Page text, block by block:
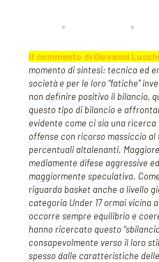
Il commento di Giovanni
momento di sintesi: tecnica ed
società e per le loro “fatiche”
non definire positivo il bilancio,
questo tipo di bilancio e
evidente come ci sia una
offense con ricorso massiccio al
percentuali altalenanti.
mediamente difese aggressive
maggiormente speculativa.
riguarda basket anche a livello
categoria Under 17 ormai vicina
occorre sempre equilibrio e
hanno ricercato questo
consapevolmente verso il loro
spesso dalle caratteristiche